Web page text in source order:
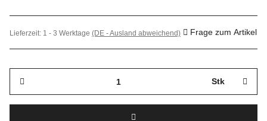
Lieferzeit: 1 - 3 Werktage (DE - Ausland abweichend) Frage zum Artikel
Stk